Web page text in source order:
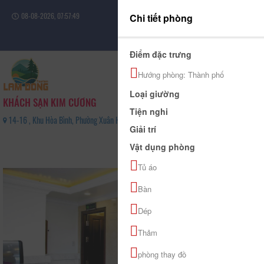
08-08-2026, 07:57:49
Đăng nhập
KHÁCH SẠN KIM CƯƠNG
14-16 , Khu Hòa Bình, Phường Xuân Hương - Đà Lạt, Tỉnh Lâm Đồng - 02633820789
(0 Đánh giá)
Chi tiết phòng
Điểm đặc trưng
Hướng phòng: Thành phố
Loại giường
Tiện nghi
Giải trí
Vật dụng phòng
Tủ áo
Bàn
Dép
Thảm
phòng thay đồ